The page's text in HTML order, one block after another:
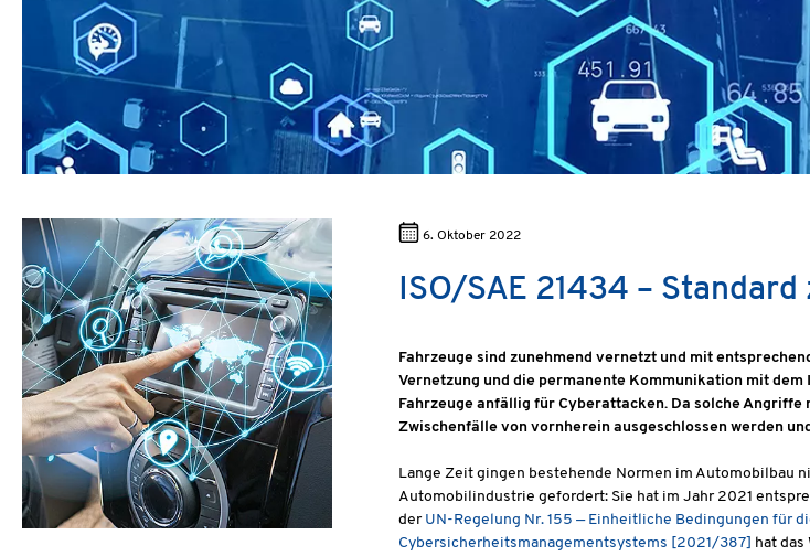
6. Oktober 2022
ISO/SAE 21434 –
Fahrzeuge sind zunehmend vernetzt und mit
Vernetzung und die permanente Kommunikation mit
Fahrzeuge anfällig für Cyberattacken. Da solche
Zwischenfälle von vornherein ausgeschlossen werden
Lange Zeit gingen bestehende Normen im Automobilbau
Automobilindustrie gefordert: Sie hat im Jahr 2021
der UN-Regelung Nr. 155 — Einheitliche Bedingungen für
Cybersicherheitsmanagementsystems [2021/387]
hat